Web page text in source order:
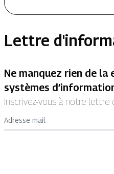
Lettre
Ne manquez rien de la
systèmes
Inscrivez-vous à notre lettre
Adresse mail